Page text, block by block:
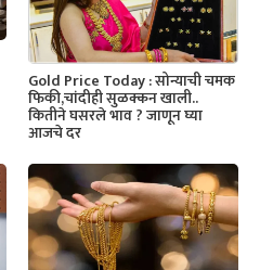
Gold Price Today : सोन्याची चमक
फिकी,चांदीही सुळक्कन खाली..
कितीने घसरले भाव ? जाणून घ्या
आजचे दर